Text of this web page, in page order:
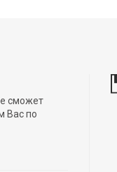
сможет
Вас по